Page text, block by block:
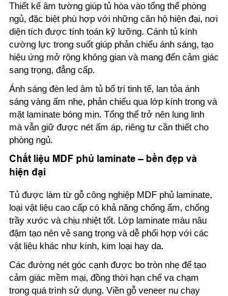
Thiết kế âm tường giúp tủ hòa vào tổng thể phòng
ngủ, đặc biệt phù hợp với những căn hộ hiện đại, nơi
diện tích được tính toán kỹ lưỡng. Cánh tủ kính
cường lực trong suốt giúp phản chiếu ánh sáng, tạo
hiệu ứng mở rộng không gian và mang đến cảm giác
sang trọng, đẳng cấp.
Ánh sáng đèn led âm tủ bố trí tinh tế, lan tỏa ánh
sáng vàng ấm nhẹ, phản chiếu qua lớp kính trong và
mặt laminate bóng mịn. Tổng thể trở nên lung linh
mà vẫn giữ được nét ấm áp, riêng tư cần thiết cho
phòng ngủ.
Chất liệu MDF phủ laminate – bền đẹp và
hiện đại
Tủ được làm từ gỗ công nghiệp MDF phủ laminate,
loại vật liệu cao cấp có khả năng chống ẩm, chống
trầy xước và chịu nhiệt tốt. Lớp laminate màu nâu
đậm tạo nên vẻ sang trọng và dễ phối hợp với các
vật liệu khác như kính, kim loại hay da.
Các đường nét góc cạnh được bo tròn nhẹ để tạo
cảm giác mềm mại, đồng thời hạn chế va chạm
trong quá trình sử dụng. Viền gỗ veneer nu chạy